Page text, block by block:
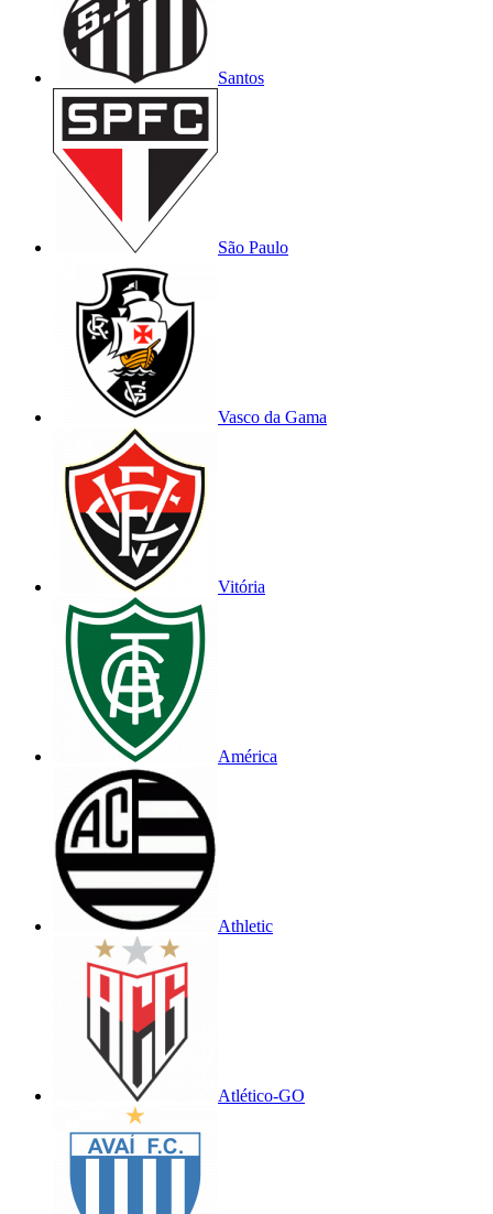
Santos
São Paulo
Vasco da Gama
Vitória
América
Athletic
Atlético-GO